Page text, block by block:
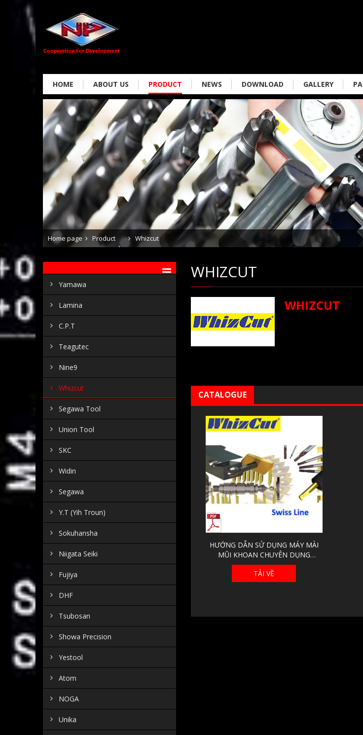
HOME ABOUT US PRODUCT NEWS DOWNLOAD GALLERY
Home page Product Whizcut
Yamawa
Lamina
C.P.T
Teagutec
Nine9
Whizcut
Segawa Tool
Union Tool
SKC
Widin
Segawa
Y.T (Yih Troun)
Sokuhansha
Niigata Seiki
Fujiya
DHF
Tsubosan
Showa Precision
Yestool
Atom
NOGA
Unika
WHIZCUT
WHIZCUT
CATALOGUE
HƯỚNG DẪN SỬ DỤNG MÁY MÀI
MŨI KHOAN CHUYÊN DỤNG
VERTEX
TẢI VỀ